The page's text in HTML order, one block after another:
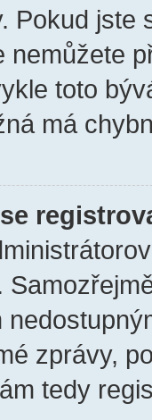
Pokud jste
nemůžete
toto
má
zprávy,
tedy